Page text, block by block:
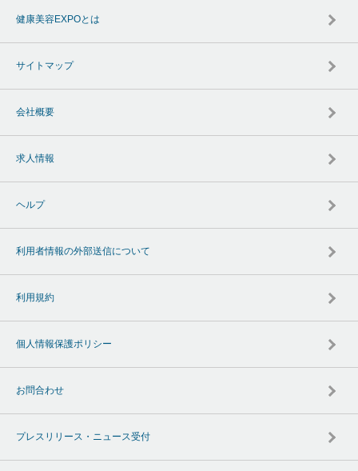
健康美容EXPOとは
サイトマップ
会社概要
求人情報
ヘルプ
利用者情報の外部送信について
利用規約
個人情報保護ポリシー
お問合わせ
プレスリリース・ニュース受付